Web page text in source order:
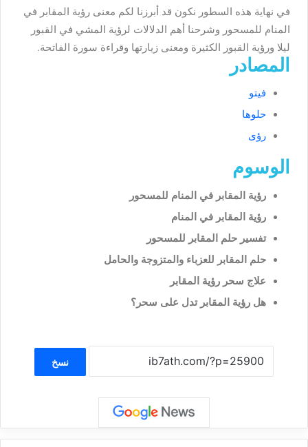
في نهاية هذه السطور نكون قد أبرزنا لكم معنى رؤية المقابر في
المنام للمسحور وشرحنا أهم الدلالات لرؤية المشي في القبور
ليلا ورؤية القبور الكثيرة ومعنى زيارتها وقراءة سورة الفاتحة.
المصادر
فيتو
حلوها
رؤى
الوسوم
رؤية المقابر في المنام للمسحور
رؤية المقابر في المنام
تفسير حلم المقابر للمسحور
حلم المقابر للعزباء والمتزوجة والحامل
علاج سحر رؤية المقابر
هل رؤية المقابر تدل على سحر؟
نسخ